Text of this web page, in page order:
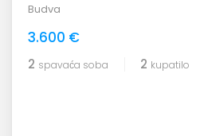
Budva
3.600 €
2 spavaća soba 2 kupatilo